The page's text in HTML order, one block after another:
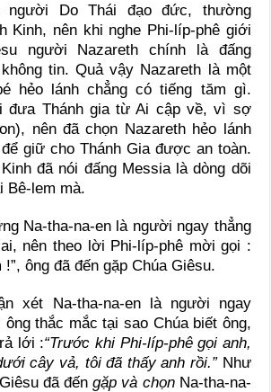
người Do Thái đạo đức, thường
Kinh, nên khi nghe Phi-líp-phê giới
người Nazareth chính là đấng
tin. Quả vậy Nazareth là một
hẻo lánh chẳng có tiếng tăm gì.
đưa Thánh gia từ Ai cập về, vì sợ
nên đã chọn Nazareth hẻo lánh
giữ cho Thánh Gia được an toàn.
đã nói đấng Messia là dòng dõi
Bê-lem mà.
Na-tha-na-en là người ngay thẳng
nên theo lời Phi-líp-phê mời gọi :
ông đã đến gặp Chúa Giêsu.
xét Na-tha-na-en là người ngay
ông thắc mắc tại sao Chúa biết ông,
lới :“Trước khi Phi-líp-phê gọi anh,
cây vả, tôi đã thấy anh rồi.”Như
đã đếngặp và chọnNa-tha-na-